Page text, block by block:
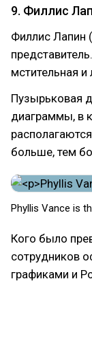
9. Филлис
Филлис Лапин
мстительная
Пузырьковая
диаграммы, в
больше, тем
Phyllis Vance is
Кого было
сотрудников
графиками и